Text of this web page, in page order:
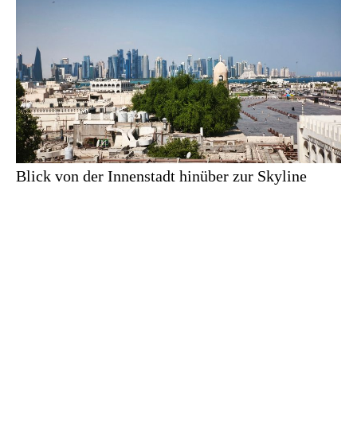
Blick von der Innenstadt hinüber zur Skyline